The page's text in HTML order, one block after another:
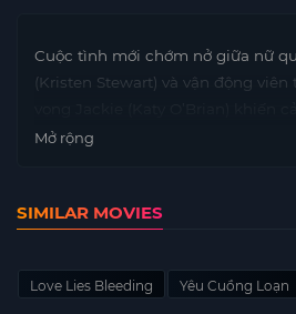
Cuộc tình mới chớm nở giữa nữ
(Kristen Stewart) và vận động
chuỗi những rắc rối đẫm máu liên
Mở rộng
SIMILAR MOVIES
Love Lies Bleeding Yêu Cuồng Loạn